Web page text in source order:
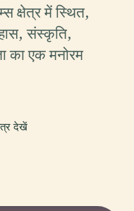
क्षेत्र में स्थित,
संस्कृति,
का एक मनोरम
देखें